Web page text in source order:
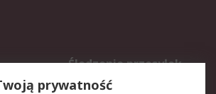
Śledzenie przesyłek
Rejestracja
prywatność